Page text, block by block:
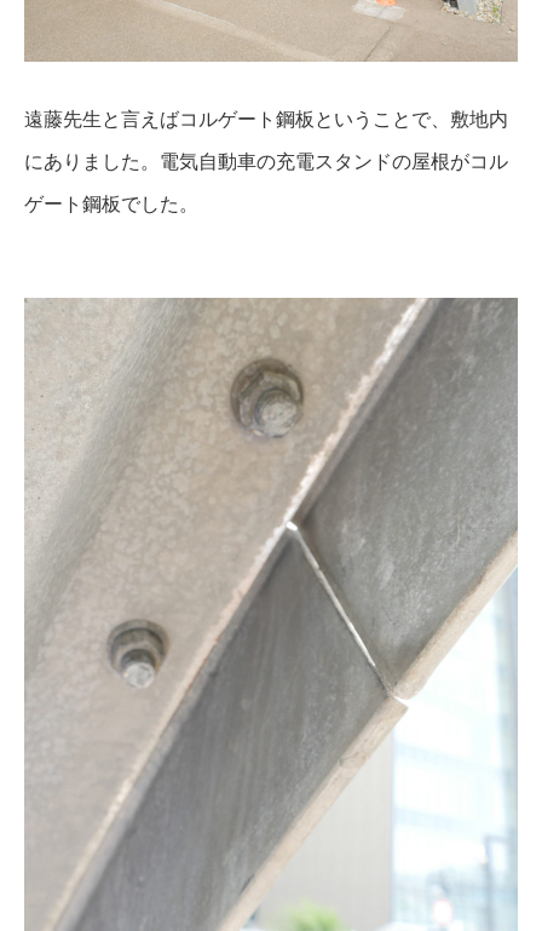
遠藤先生と言えばコルゲート鋼板ということで、敷地内
にありました。電気自動車の充電スタンドの屋根がコル
ゲート鋼板でした。